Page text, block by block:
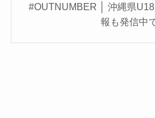
#OUTNUMBER │ 沖縄県
報も発信中